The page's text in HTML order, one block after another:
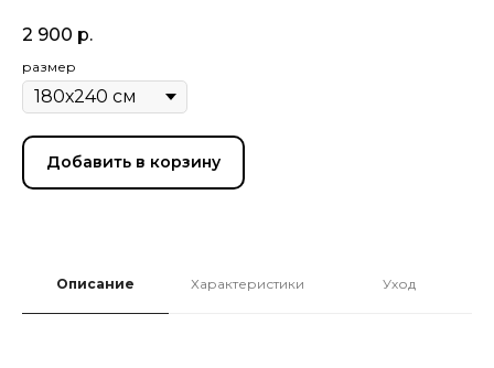
2 900 р.
размер
Добавить в корзину
Описание Характеристики Уход